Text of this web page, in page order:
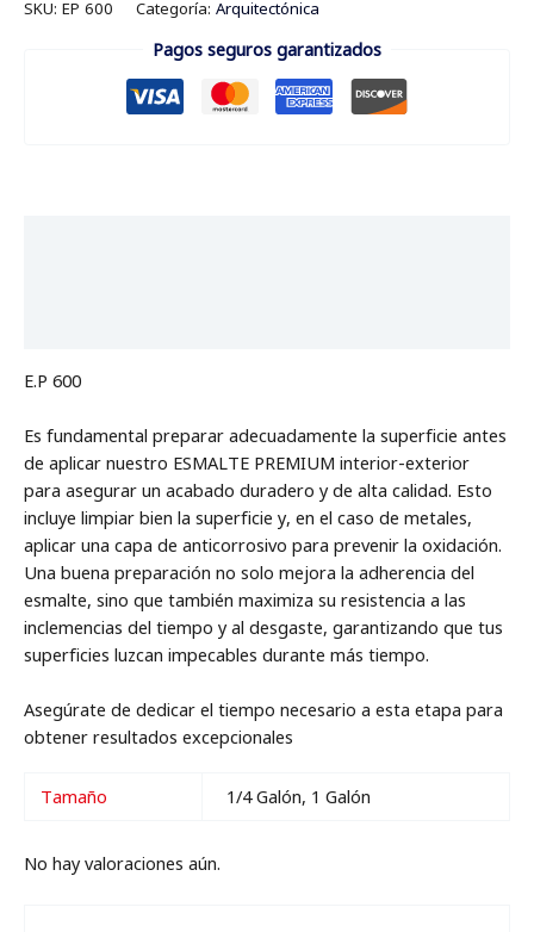
SKU: EP 600 Categoría: Arquitectónica
Pagos seguros garantizados
E.P 600
Es fundamental preparar adecuadamente la superficie antes
de aplicar nuestro ESMALTE PREMIUM interior-exterior
para asegurar un acabado duradero y de alta calidad. Esto
incluye limpiar bien la superficie y, en el caso de metales,
aplicar una capa de anticorrosivo para prevenir la oxidación.
Una buena preparación no solo mejora la adherencia del
esmalte, sino que también maximiza su resistencia a las
inclemencias del tiempo y al desgaste, garantizando que tus
superficies luzcan impecables durante más tiempo.
Asegúrate de dedicar el tiempo necesario a esta etapa para
obtener resultados excepcionales
Tamaño 1/4 Galón, 1 Galón
No hay valoraciones aún.